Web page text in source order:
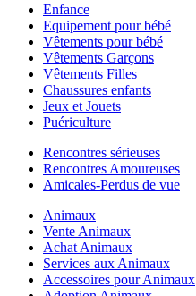
Enfance
Equipement pour bébé
Vêtements pour bébé
Vêtements Garçons
Vêtements Filles
Chaussures enfants
Jeux et Jouets
Puériculture
Rencontres sérieuses
Rencontres Amoureuses
Amicales-Perdus de vue
Animaux
Vente Animaux
Achat Animaux
Services aux Animaux
Accessoires pour Animaux